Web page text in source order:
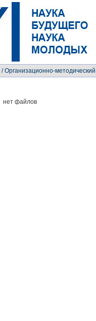
/ Организационно-
нет файлов